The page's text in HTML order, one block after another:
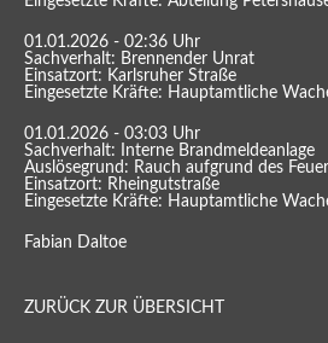
01.01.2026 - 02:36 Uhr
Sachverhalt: Brennender Unrat
Einsatzort: Karlsruher Straße
Eingesetzte Kräfte: Hauptamtliche
01.01.2026 - 03:03 Uhr
Sachverhalt: Interne Brandmeldeanlage
Auslösegrund: Rauch aufgrund des
Einsatzort: Rheingutstraße
Eingesetzte Kräfte: Hauptamtliche
Fabian Daltoe
ZURÜCK ZUR ÜBERSICHT